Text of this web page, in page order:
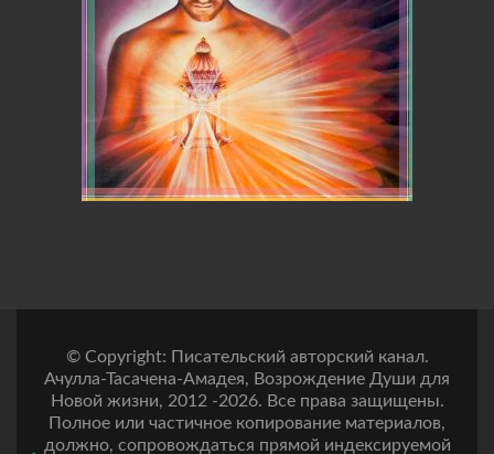
© Copyright: Писательский авторский канал.
Ачулла-Тасачена-Амадея, Возрождение Души для
Новой жизни, 2012 -2026. Все права защищены.
Полное или частичное копирование материалов,
должно, сопровождаться прямой индексируемой